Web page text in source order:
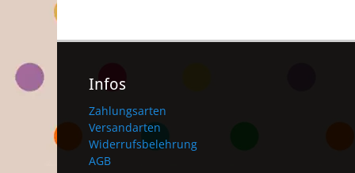
Infos
Zahlungsarten
Versandarten
Widerrufsbelehrung
AGB